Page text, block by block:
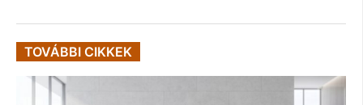
TOVÁBBI CIKKEK